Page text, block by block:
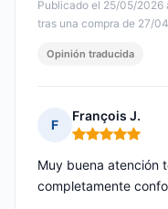
Publicado el 25/05/2026
tras una compra de 27/
Opinión traducida
F
François J.
Nota: 5 de 5
Muy buena atención
completamente